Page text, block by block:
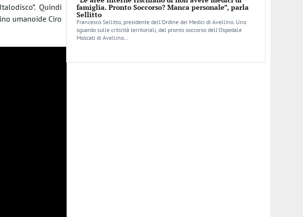
Quindi
umanoide Ciro
famiglia. Pronto Soccorso? Manca personale”, parla
Sellitto
Francesco Sellitto, presidente dell’Ordine dei Medici di Avellino. Uno
sguardo sulle criticità territoriali, dal pronto soccorso dell’Ospedale
Moscati di Avellino…